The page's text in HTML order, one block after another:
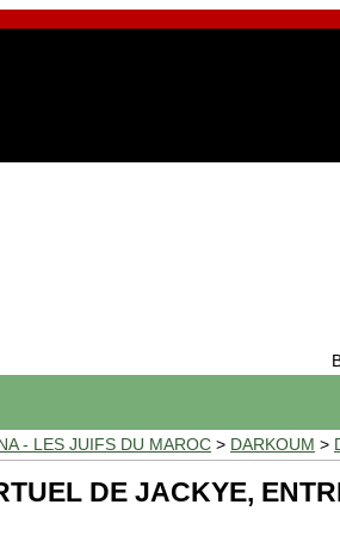
- LES JUIFS DU MAROC > DARKOUM >
DE JACKYE,